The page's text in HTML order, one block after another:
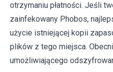
otrzymaniu płatności. Jeśli
zainfekowany Phobos,
użycie istniejącej kopii
plików z tego miejsca.
umożliwiającego